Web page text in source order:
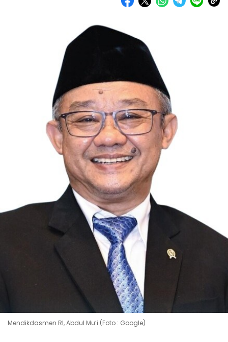
Mendikdasmen RI, Abdul Mu’i (Foto : Google)